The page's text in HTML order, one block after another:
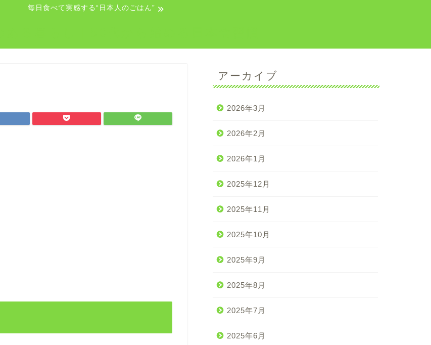
毎日食べて実感する“日本人のごはん”
アーカイブ
2026年3月
2026年2月
2026年1月
2025年12月
2025年11月
2025年10月
2025年9月
2025年8月
2025年7月
2025年6月